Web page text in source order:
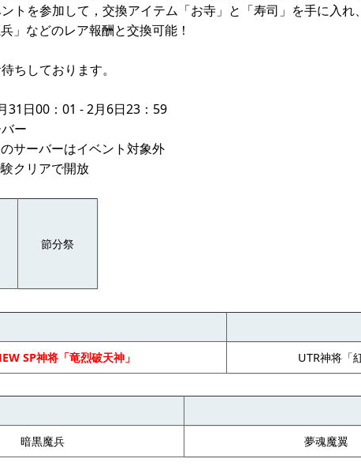
トを参加して，交換アイテム「お寺」と「寿司」を手に入れ
」などのレア報酬と交換可能！
ちしております。
31日00：01 - 2月6日23：59
ー
サーバーはイベント対象外
クリアで開放
節分祭
SP神将「竜烈破天神」 UTR神将「
暗黒魔兵 夢魂魔翼